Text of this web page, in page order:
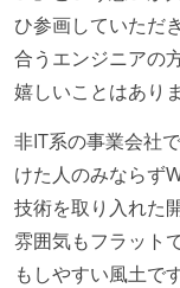
成技術は、基
ていない
コード品質向
本番にデプロ
ーまたはペア
「リファクタ
観をメンバー
ひ参画していただ
合うエンジニアの
嬉しいことはあり
非IT系の事業会社
けた人のみならず
技術を取り入れた
雰囲気もフラット
もしやすい風土です